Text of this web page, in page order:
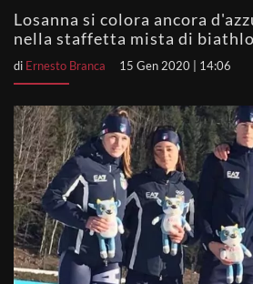
Losanna si colora ancora
nella staffetta mista di
di Ernesto Branca 15 Gen 2020 | 14:06